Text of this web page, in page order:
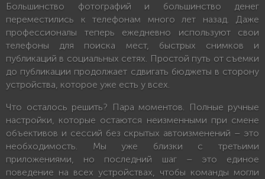
Большинство фотографий и большинство денег
переместились к телефонам много лет назад. Даже
профессионалы теперь ежедневно используют свои
телефоны для поиска мест, быстрых снимков и
публикаций в социальных сетях. Простой путь от съемки
до публикации продолжает сдвигать бюджеты в сторону
устройства, которое уже есть у всех.
Что осталось решить? Пара моментов. Полные ручные
настройки, которые остаются неизменными при смене
объективов и сессий без скрытых автоизменений – это
необходимость. Мы уже близки с третьими
приложениями, но последний шаг – это единое
поведение на всех устройствах, чтобы команды могли